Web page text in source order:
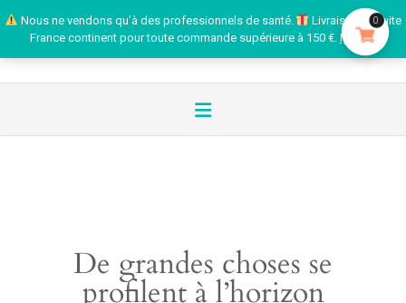
Nous ne vendons qu'à des professionnels de santé.
Livraison gratuite
France continent pour toute commande supérieure à 150 €. Ignorer
De grandes choses se
profilent à l’horizon
0